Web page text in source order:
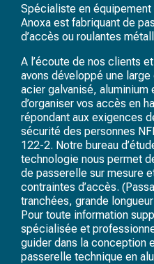
Spécialiste en
Anoxa est fabriquant de
d’accès ou roulantes
A l’écoute de nos clients
avons développé une
acier galvanisé, aluminium
d’organiser vos accès en
répondant aux exigences
sécurité des personnes
122-2. Notre bureau
technologie nous permet
de passerelle sur mesure
contraintes d’accès.
tranchées, grande
Pour toute information
spécialisée et
guider dans la conception
passerelle technique en